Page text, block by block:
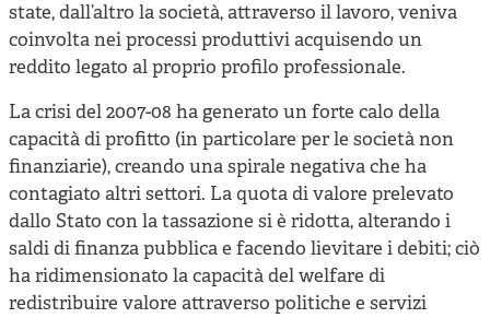
state, dall’altro la società, attraverso il lavoro, veniva
coinvolta nei processi produttivi acquisendo un
reddito legato al proprio profilo professionale.
La crisi del 2007-08 ha generato un forte calo della
capacità di profitto (in particolare per le società non
finanziarie), creando una spirale negativa che ha
contagiato altri settori. La quota di valore prelevato
dallo Stato con la tassazione si è ridotta, alterando i
saldi di finanza pubblica e facendo lievitare i debiti; ciò
ha ridimensionato la capacità del welfare di
redistribuire valore attraverso politiche e servizi